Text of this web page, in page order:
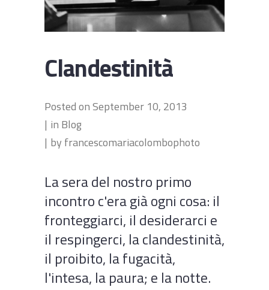
Clandestinità
Posted onSeptember 10, 2013
in Blog
by francescomariacolombophoto
La sera del nostro primo
incontro c'era già ogni cosa: il
fronteggiarci, il desiderarci e
il respingerci, la clandestinità,
il proibito, la fugacità,
l'intesa, la paura; e la notte.